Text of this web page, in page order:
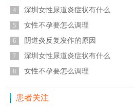
4 深圳女性尿道炎症状有什么
5 女性不孕要怎么调理
6 阴道炎反复发作的原因
7 深圳女性尿道炎症状有什么
8 女性不孕要怎么调理
患者关注